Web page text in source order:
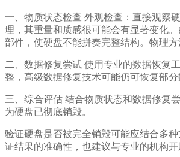
一、物质状态检查 外观检查：直接观察
理，其重量和质感很可能会有显著变化
部件，使硬盘不能拼奏完整结构。物理方
二、数据修复尝试 使用专业的数据恢复
整，高级数据修复技术可能仍可恢复部
三、综合评估 结合物质状态和数据修复
为硬盘已彻底销毁。
验证硬盘是否被完全销毁可能应结合多
证结果的准确性，也建议与专业的机构开